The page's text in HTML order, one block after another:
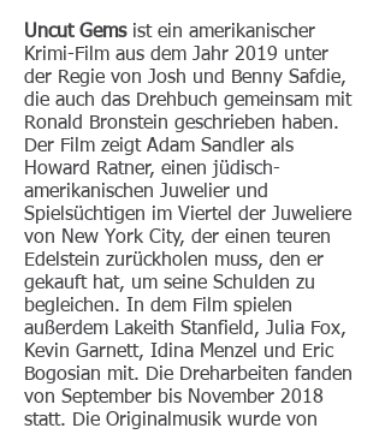
Uncut Gemsist ein amerikanischer
Krimi-Film aus dem Jahr 2019 unter
der Regie von Josh und Benny Safdie,
die auch das Drehbuch gemeinsam mit
Ronald Bronstein geschrieben haben.
Der Film zeigt Adam Sandler als
Howard Ratner, einen jüdisch-
amerikanischen Juwelier und
Spielsüchtigen im Viertel der Juweliere
von New York City, der einen teuren
Edelstein zurückholen muss, den er
gekauft hat, um seine Schulden zu
begleichen. In dem Film spielen
außerdem Lakeith Stanfield, Julia Fox,
Kevin Garnett, Idina Menzel und Eric
Bogosian mit. Die Dreharbeiten fanden
von September bis November 2018
statt. Die Originalmusik wurde von